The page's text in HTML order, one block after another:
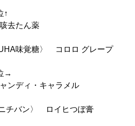
たん薬
味覚糖〉 コロロ グレープ
→
ィ・キャラメル
チバン〉 ロイヒつぼ膏